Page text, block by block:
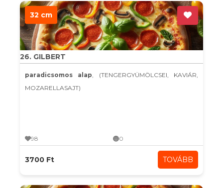
32 cm
26. GILBERT
paradicsomos alap, (TENGERGYÜMÖLCSEI, KAVIÁR,
MOZARELLASAJT)
98 0
3700 Ft TOVÁBB